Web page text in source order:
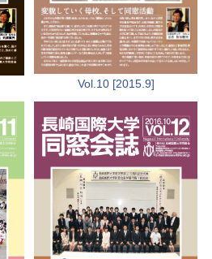
Vol.10 [2015.9]